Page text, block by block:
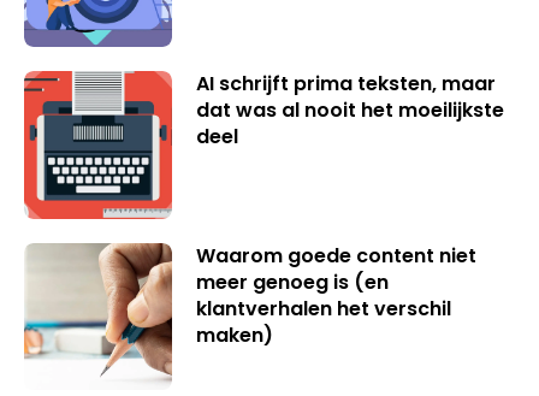
AI schrijft prima teksten, maar
dat was al nooit het moeilijkste
deel
Waarom goede content niet
meer genoeg is (en
klantverhalen het verschil
maken)